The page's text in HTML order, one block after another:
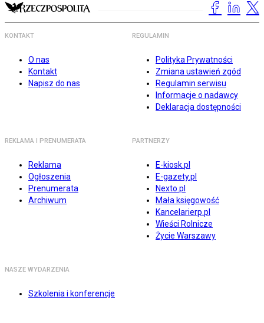
KONTAKT
O nas
Kontakt
Napisz do nas
REGULAMIN
Polityka Prywatności
Zmiana ustawień zgód
Regulamin serwisu
Informacje o nadawcy
Deklaracja dostępności
REKLAMA I PRENUMERATA
Reklama
Ogłoszenia
Prenumerata
Archiwum
PARTNERZY
E-kiosk.pl
E-gazety.pl
Nexto.pl
Mała księgowość
Kancelarierp.pl
Wieści Rolnicze
Życie Warszawy
NASZE WYDARZENIA
Szkolenia i konferencje